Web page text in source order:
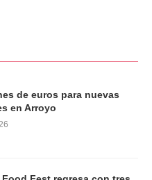
de euros para nuevas
en Arroyo